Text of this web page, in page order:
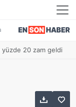
20 zam geldi